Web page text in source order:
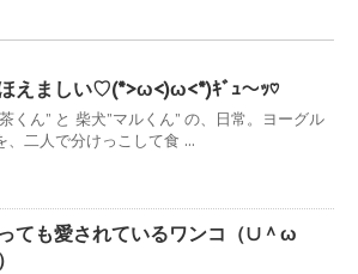
えましい♡(*>ω<)ω<*)ｷﾞｭ～ｯ♡
くん” と 柴犬”マルくん” の、日常。ヨーグル
、二人で分けっこして食 ...
ても愛されているワンコ（∪＾ω